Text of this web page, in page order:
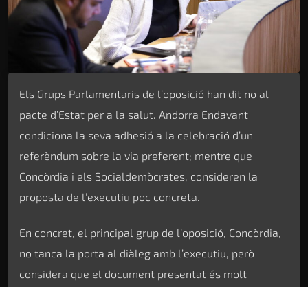
Els Grups Parlamentaris de l’oposició han dit no al
pacte d’Estat per a la salut. Andorra Endavant
condiciona la seva adhesió a la celebració d’un
referèndum sobre la via preferent; mentre que
Concòrdia i els Socialdemòcrates, consideren la
proposta de l’executiu poc concreta.
En concret, el principal grup de l’oposició, Concòrdia,
no tanca la porta al diàleg amb l’executiu, però
considera que el document presentat és molt